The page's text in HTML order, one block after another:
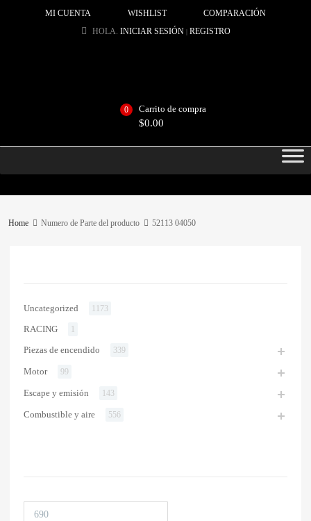
MI CUENTA WISHLIST
COMPARACIÓN
HOLA. INICIAR SESIÓN | REGISTRO
Carrito de compra
$0.00
0
Home Numero de Parte del producto 52113 04050
Uncategorized 1173
RACING 1
Piezas de encendido 339
Motor 99
Escape y emisión 143
Combustible y aire 556